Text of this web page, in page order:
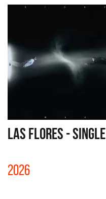
LAS FLORES - SINGLE
2026